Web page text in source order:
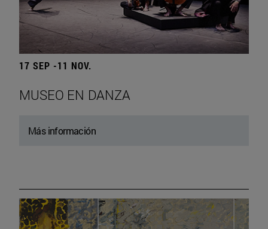
17 SEP -11 NOV.
MUSEO EN DANZA
Más información